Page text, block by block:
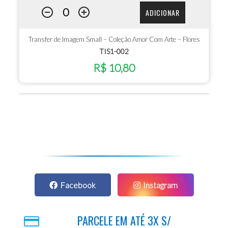
ADICIONAR
Transfer de Imagem Small – Coleção Amor Com Arte – Flores
TIS1-002
R$ 10,80
Facebook Instagram
PARCELE EM ATÉ 3X S/